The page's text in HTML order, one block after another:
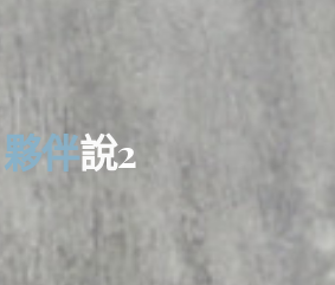
所
夥伴
伴說2